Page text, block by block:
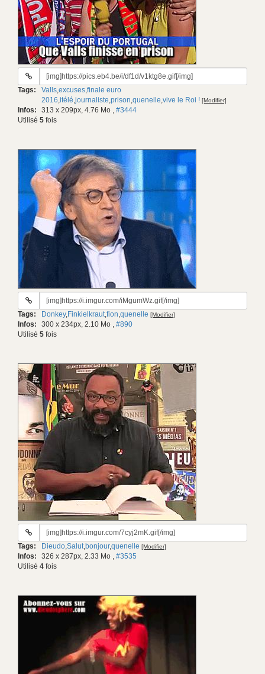
URL
gif:
Tags: Valls,excuses,finale euro
2016,itélé,journaliste,prison,quenelle,vive le Roi ! [Modifier]
Infos: 313 x 209px, 4.76 Mo , #3444
Utilisé 5 fois
URL
gif:
Tags: Donkey,Finkielkraut,fion,quenelle [Modifier]
Infos: 300 x 234px, 2.10 Mo , #890
Utilisé 5 fois
URL
gif:
Tags: Dieudo,Salut,bonjour,quenelle [Modifier]
Infos: 326 x 287px, 2.33 Mo , #3535
Utilisé 4 fois